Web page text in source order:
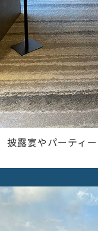
披露宴やパーティ